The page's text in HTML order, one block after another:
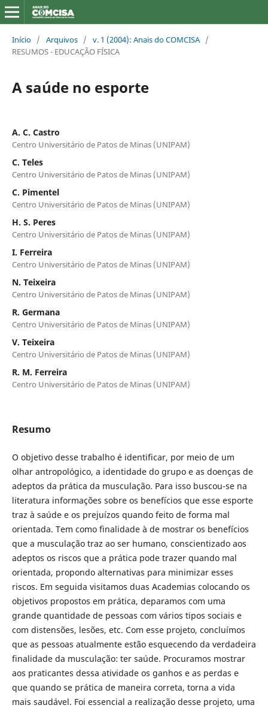
Início / Arquivos / v. 1 (2004): Anais do COMCISA /
RESUMOS - EDUCAÇÃO FÍSICA
A saúde no esporte
A. C. Castro
Centro Universitário de Patos de Minas (UNIPAM)
C. Teles
Centro Universitário de Patos de Minas (UNIPAM)
C. Pimentel
Centro Universitário de Patos de Minas (UNIPAM)
H. S. Peres
Centro Universitário de Patos de Minas (UNIPAM)
I. Ferreira
Centro Universitário de Patos de Minas (UNIPAM)
N. Teixeira
Centro Universitário de Patos de Minas (UNIPAM)
R. Germana
Centro Universitário de Patos de Minas (UNIPAM)
V. Teixeira
Centro Universitário de Patos de Minas (UNIPAM)
R. M. Ferreira
Centro Universitário de Patos de Minas (UNIPAM)
Resumo
O objetivo desse trabalho é identificar, por meio de um
olhar antropológico, a identidade do grupo e as doenças de
adeptos da prática da musculação. Para isso buscou-se na
literatura informações sobre os benefícios que esse esporte
traz à saúde e os prejuízos quando feito de forma mal
orientada. Tem como finalidade à de mostrar os benefícios
que a musculação traz ao ser humano, conscientizado aos
adeptos os riscos que a prática pode trazer quando mal
orientada, propondo alternativas para minimizar esses
riscos. Em seguida visitamos duas Academias colocando os
objetivos propostos em prática, deparamos com uma
grande quantidade de pessoas com vários tipos sociais e
com distensões, lesões, etc. Com esse projeto, concluímos
que as pessoas atualmente estão esquecendo da verdadeira
finalidade da musculação: ter saúde. Procuramos mostrar
aos praticantes dessa atividade os ganhos e as perdas e
que quando se prática de maneira correta, torna a vida
mais saudável. Foi essencial a realização desse projeto, uma